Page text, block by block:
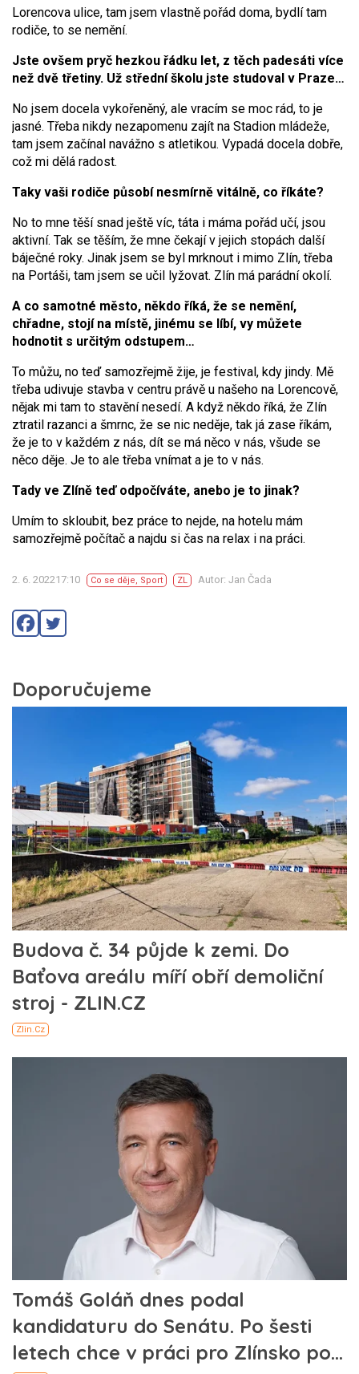
Lorencova ulice, tam jsem vlastně pořád doma, bydlí tam
rodiče, to se nemění.
Jste ovšem pryč hezkou řádku let, z těch padesáti více
než dvě třetiny. Už střední školu jste studoval v Praze…
No jsem docela vykořeněný, ale vracím se moc rád, to je
jasné. Třeba nikdy nezapomenu zajít na Stadion mládeže,
tam jsem začínal navážno s atletikou. Vypadá docela dobře,
což mi dělá radost.
Taky vaši rodiče působí nesmírně vitálně, co říkáte?
No to mne těší snad ještě víc, táta i máma pořád učí, jsou
aktivní. Tak se těším, že mne čekají v jejich stopách další
báječné roky. Jinak jsem se byl mrknout i mimo Zlín, třeba
na Portáši, tam jsem se učil lyžovat. Zlín má parádní okolí.
A co samotné město, někdo říká, že se nemění,
chřadne, stojí na místě, jinému se líbí, vy můžete
hodnotit s určitým odstupem…
To můžu, no teď samozřejmě žije, je festival, kdy jindy. Mě
třeba udivuje stavba v centru právě u našeho na Lorencově,
nějak mi tam to stavění nesedí. A když někdo říká, že Zlín
ztratil razanci a šmrnc, že se nic neděje, tak já zase říkám,
že je to v každém z nás, dít se má něco v nás, všude se
něco děje. Je to ale třeba vnímat a je to v nás.
Tady ve Zlíně teď odpočíváte, anebo je to jinak?
Umím to skloubit, bez práce to nejde, na hotelu mám
samozřejmě počítač a najdu si čas na relax i na práci.
2. 6. 202217:10 Co se děje, Sport ZL Autor: Jan Čada